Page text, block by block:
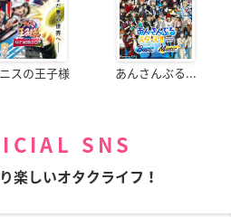
スの王子様 あんさんぶる...
SNS
楽しいオタクライフ！